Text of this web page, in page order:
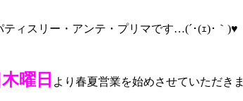
ィスリー・アンテ・プリマです…(´･(ｪ)･｀)♥️
曜日 より春夏営業を始めさせていただきま